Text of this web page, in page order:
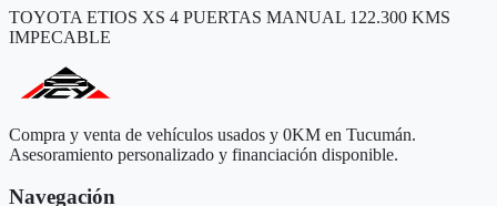
TOYOTA ETIOS XS 4 PUERTAS MANUAL 122.300 KMS
IMPECABLE
Compra y venta de vehículos usados y 0KM en Tucumán.
Asesoramiento personalizado y financiación disponible.
Navegación